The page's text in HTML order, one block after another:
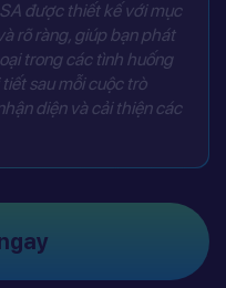
được thiết kế với mục
rõ ràng, giúp bạn phát
trong các tình huống
sau mỗi cuộc trò
diện và cải thiện các